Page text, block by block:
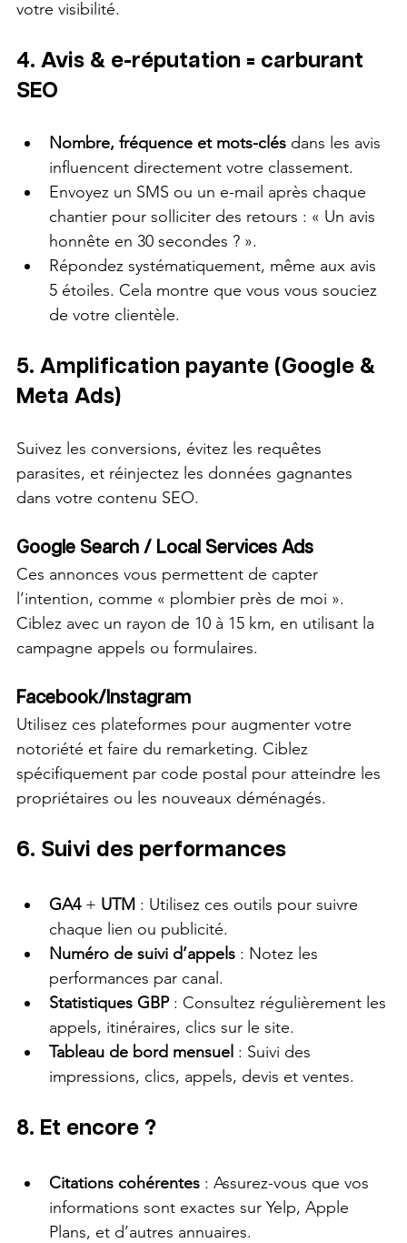
votre visibilité.
4. Avis & e-réputation = carburant
SEO
Nombre, fréquence et mots-clés dans les avis
influencent directement votre classement.
Envoyez un SMS ou un e-mail après chaque
chantier pour solliciter des retours : « Un avis
honnête en 30 secondes ? ».
Répondez systématiquement, même aux avis
5 étoiles. Cela montre que vous vous souciez
de votre clientèle.
5. Amplification payante (Google &
Meta Ads)
Suivez les conversions, évitez les requêtes
parasites, et réinjectez les données gagnantes
dans votre contenu SEO.
Google Search / Local Services Ads
Ces annonces vous permettent de capter
l’intention, comme « plombier près de moi ».
Ciblez avec un rayon de 10 à 15 km, en utilisant la
campagne appels ou formulaires.
Facebook/Instagram
Utilisez ces plateformes pour augmenter votre
notoriété et faire du remarketing. Ciblez
spécifiquement par code postal pour atteindre les
propriétaires ou les nouveaux déménagés.
6. Suivi des performances
GA4 + UTM : Utilisez ces outils pour suivre
chaque lien ou publicité.
Numéro de suivi d’appels : Notez les
performances par canal.
Statistiques GBP : Consultez régulièrement les
appels, itinéraires, clics sur le site.
Tableau de bord mensuel : Suivi des
impressions, clics, appels, devis et ventes.
8. Et encore ?
Citations cohérentes : Assurez-vous que vos
informations sont exactes sur Yelp, Apple
Plans, et d’autres annuaires.